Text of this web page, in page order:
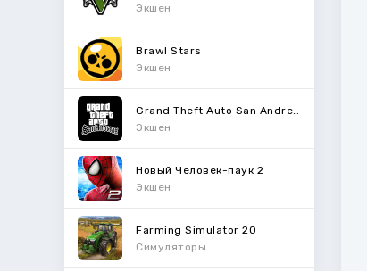
Экшен
Brawl Stars
Экшен
Экшен
Новый Человек-паук 2
Экшен
Farming Simulator 20
Симуляторы